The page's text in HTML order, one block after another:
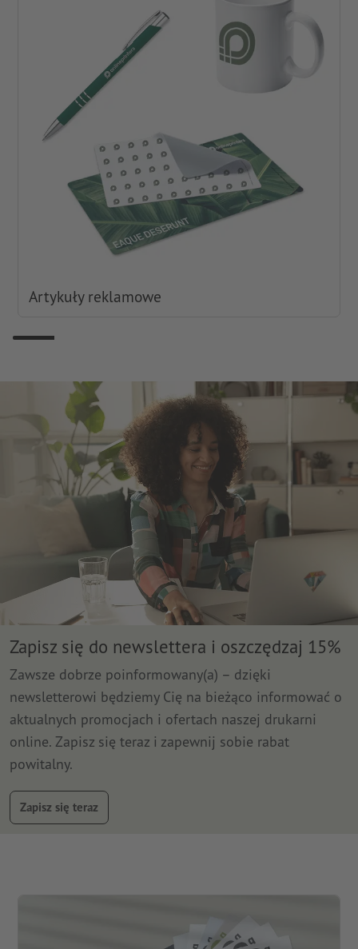
Artykuły reklamowe
Zapisz się do newslettera i oszczędzaj 15%
Zawsze dobrze poinformowany(a) – dzięki
newsletterowi będziemy Cię na bieżąco informować o
aktualnych promocjach i ofertach naszej drukarni
online. Zapisz się teraz i zapewnij sobie rabat
powitalny.
Zapisz się teraz